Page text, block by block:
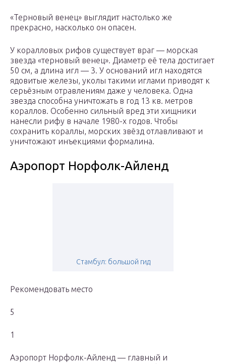
«Терновый венец» выглядит настолько же
прекрасно, насколько он опасен.
У коралловых рифов существует враг — морская
звезда «терновый венец». Диаметр её тела достигает
50 см, а длина игл — 3. У оснований игл находятся
ядовитые железы, уколы такими иглами приводят к
серьёзным отравлениям даже у человека. Одна
звезда способна уничтожать в год 13 кв. метров
кораллов. Особенно сильный вред эти хищники
нанесли рифу в начале 1980-х годов. Чтобы
сохранить кораллы, морских звёзд отлавливают и
уничтожают инъекциями формалина.
Аэропорт Норфолк-Айленд
Стамбул: большой гид
Рекомендовать место
5
1
Аэропорт Норфолк-Айленд — главный и